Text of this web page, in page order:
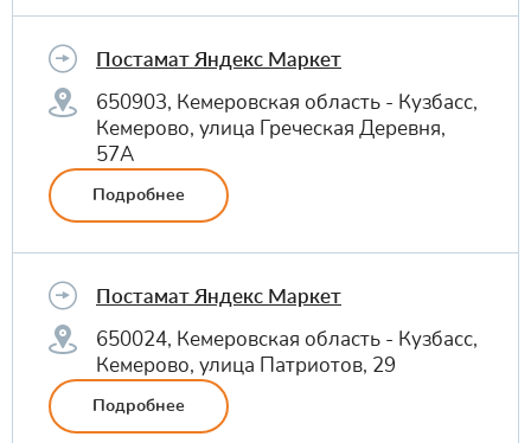
Постамат Яндекс Маркет
650903, Кемеровская область - Кузбасс,
Кемерово, улица Греческая Деревня,
57А
Подробнее
Постамат Яндекс Маркет
650024, Кемеровская область - Кузбасс,
Кемерово, улица Патриотов, 29
Подробнее